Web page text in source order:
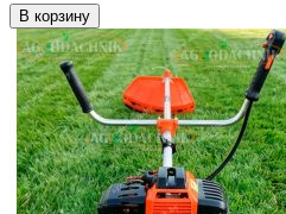
В корзину